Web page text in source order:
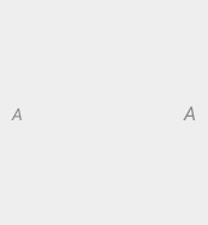
A A